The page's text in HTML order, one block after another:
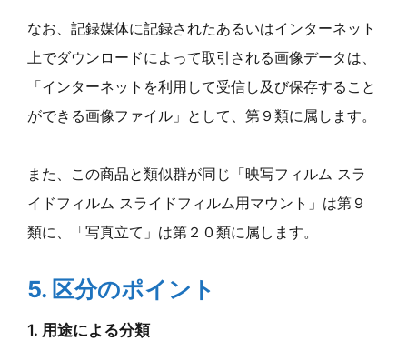
なお、記録媒体に記録されたあるいはインターネット
上でダウンロードによって取引される画像データは、
「インターネットを利用して受信し及び保存すること
ができる画像ファイル」として、第９類に属します。
また、この商品と類似群が同じ「映写フィルム スラ
イドフィルム スライドフィルム用マウント」は第９
類に、「写真立て」は第２０類に属します。
5. 区分のポイント
1. 用途による分類